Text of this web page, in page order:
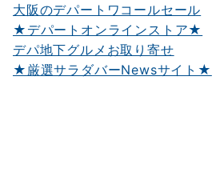
大阪のデパートワコールセール
★デパートオンラインストア★
デパ地下グルメお取り寄せ
★厳選サラダバーNewsサイト★